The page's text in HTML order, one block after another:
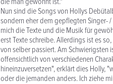
Nun sind die Songs von Hollys
sondern eher dem gepflegten Singer-
mich die Texte und die Musik für
erst Texte schreibe. Allerdings ist es
von selber passiert. Am Schwierigsten
offensichtlich von verschiedenen
hineinzuversetzen", erklärt dies Holly,
oder die jemanden anders. Ich ziehe